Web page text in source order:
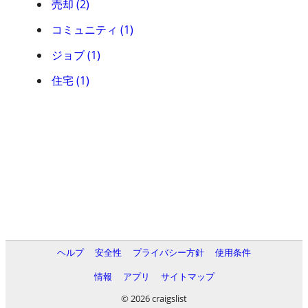
売却 (2)
コミュニティ (1)
ジョブ (1)
住宅 (1)
ヘルプ 安全性 プライバシー方針
使用条件
情報
アプリ
サイトマップ
© 2026 craigslist